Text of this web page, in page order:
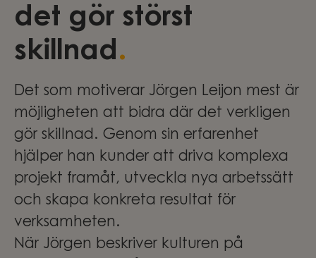
det gör störst
skillnad.
Det som motiverar Jörgen Leijon mest är
möjligheten att bidra där det verkligen
gör skillnad. Genom sin erfarenhet
hjälper han kunder att driva komplexa
projekt framåt, utveckla nya arbetssätt
och skapa konkreta resultat för
verksamheten.
När Jörgen beskriver kulturen på